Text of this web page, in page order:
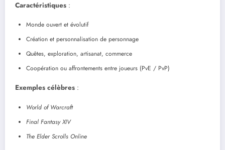
Caractéristiques :
Monde ouvert et évolutif
Création et personnalisation de personnage
Quêtes, exploration, artisanat, commerce
Coopération ou affrontements entre joueurs (PvE / PvP)
Exemples célèbres :
World of Warcraft
Final Fantasy XIV
The Elder Scrolls Online